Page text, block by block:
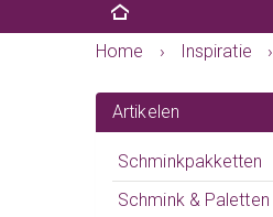
Home
› Inspiratie ›
Artikelen
Schminkpakketten
Schmink & Paletten